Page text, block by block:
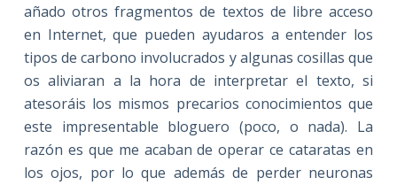
añado otros fragmentos de textos de libre acceso
en Internet, que pueden ayudaros a entender los
tipos de carbono involucrados y algunas cosillas que
os aliviaran a la hora de interpretar el texto, si
atesoráis los mismos precarios conocimientos que
este impresentable bloguero (poco, o nada). La
razón es que me acaban de operar ce cataratas en
los ojos, por lo que además de perder neuronas